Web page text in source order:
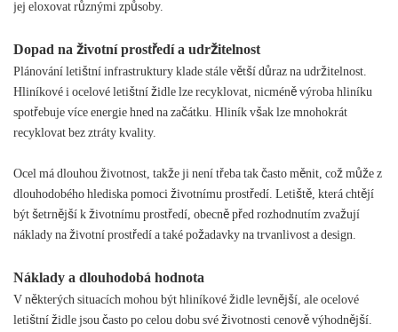
jej eloxovat různými způsoby.
Dopad na životní prostředí a udržitelnost
Plánování letištní infrastruktury klade stále větší důraz na udržitelnost.
Hliníkové i ocelové letištní židle lze recyklovat, nicméně výroba hliníku
spotřebuje více energie hned na začátku. Hliník však lze mnohokrát
recyklovat bez ztráty kvality.
Ocel má dlouhou životnost, takže ji není třeba tak často měnit, což může z
dlouhodobého hlediska pomoci životnímu prostředí. Letiště, která chtějí
být šetrnější k životnímu prostředí, obecně před rozhodnutím zvažují
náklady na životní prostředí a také požadavky na trvanlivost a design.
Náklady a dlouhodobá hodnota
V některých situacích mohou být hliníkové židle levnější, ale ocelové
letištní židle jsou často po celou dobu své životnosti cenově výhodnější.